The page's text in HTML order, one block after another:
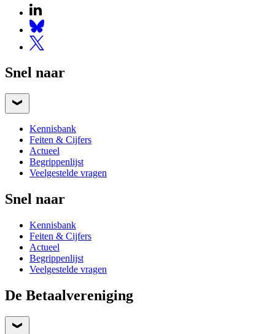
Snel naar
Kennisbank
Feiten & Cijfers
Actueel
Begrippenlijst
Veelgestelde vragen
Snel naar
Kennisbank
Feiten & Cijfers
Actueel
Begrippenlijst
Veelgestelde vragen
De Betaalvereniging